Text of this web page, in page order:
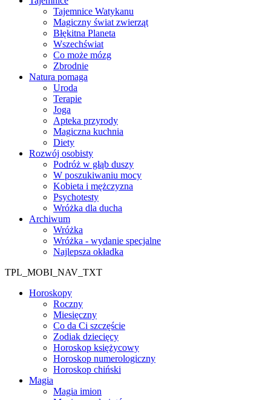
Tajemnice Watykanu
Magiczny świat zwierząt
Błękitna Planeta
Wszechświat
Co może mózg
Zbrodnie
Natura pomaga
Uroda
Terapie
Joga
Apteka przyrody
Magiczna kuchnia
Diety
Rozwój osobisty
Podróż w głąb duszy
W poszukiwaniu mocy
Kobieta i mężczyzna
Psychotesty
Wróżka dla ducha
Archiwum
Wróżka
Wróżka - wydanie specjalne
Najlepsza okładka
TPL_MOBI_NAV_TXT
Horoskopy
Roczny
Miesięczny
Co da Ci szczęście
Zodiak dziecięcy
Horoskop księżycowy
Horoskop numerologiczny
Horoskop chiński
Magia
Magia imion